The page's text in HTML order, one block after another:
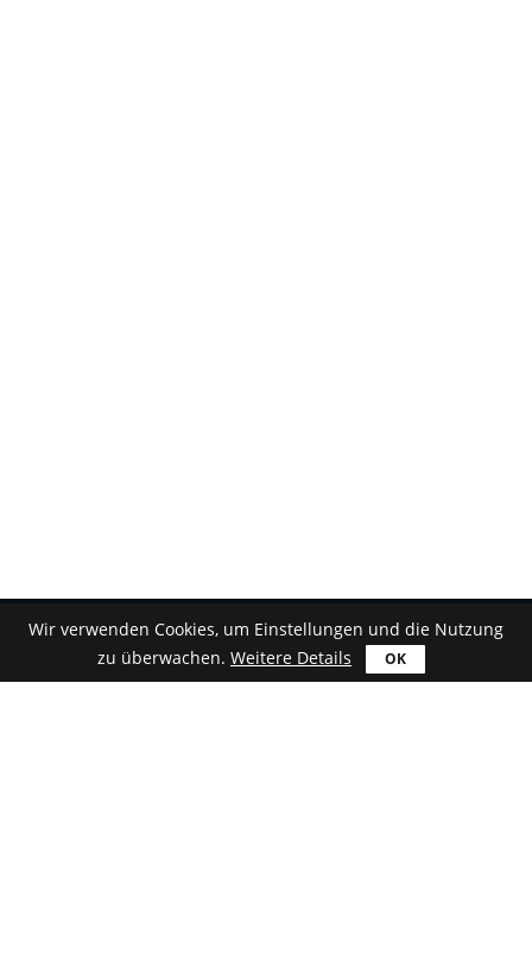
Deutsch
Wir verwenden Cookies, um Einstellungen und die Nutzung
zu überwachen. Weitere Details